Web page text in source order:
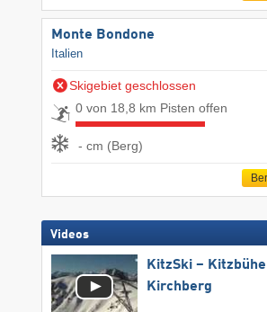
Monte Bondone
Italien
Skigebiet geschlossen
0 von 18,8 km Pisten offen
- cm (Berg)
Videos
KitzSki –
Kirchberg